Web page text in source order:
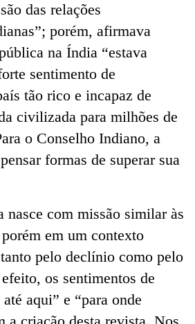
das relações
porém, afirmava
na Índia “estava
sentimento de
tão rico e incapaz de
civilizada para milhões de
o Conselho Indiano, a
formas de superar sua
com missão similar às
em um contexto
pelo declínio como pelo
os sentimentos de
aqui” e “para onde